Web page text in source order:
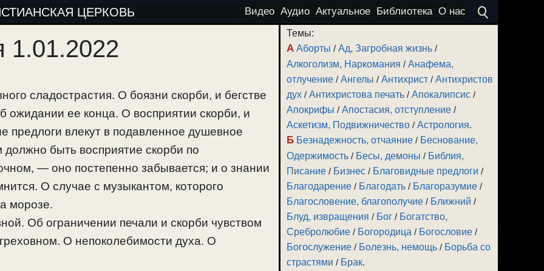
ЦЕРКОВЬ Видео Аудио Актуальное Библиотека О нас
1.01.2022
сладострастия. О боязни скорби, и бегстве
ожидании ее конца. О восприятии скорби, и
предлоги влекут в подавленное душевное
быть восприятие скорби по
— оно постепенно забывается; и о знании
О случае с музыкантом, которого
морозе.
Об ограничении печали и скорби чувством
О непоколебимости духа. О
Темы:
А Аборты /Ад, Загробная жизнь /
Алкоголизм, Наркомания /Анафема,
отлучение /Ангелы /Антихрист /Антихристов
дух /Антихристова печать /Апокалипсис /
Апокрифы /Апостасия, отступление /
Аскетизм, Подвижничество /Астрология.
Б Безнадежность, отчаяние / Беснование,
Одержимость / Бесы, демоны / Библия,
Писание / Бизнес / Благовидные предлоги /
Благодарение / Благодать / Благоразумие /
Благословение, благополучие / Ближний /
Блуд, извращения / Бог / Богатство,
Сребролюбие / Богородица / Богословие /
Богослужение / Болезнь, немощь / Борьба со
страстями / Брак.